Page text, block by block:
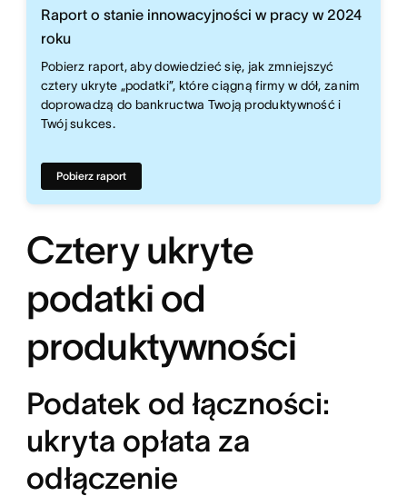
Raport o stanie innowacyjności w pracy w 2024
roku
Pobierz raport, aby dowiedzieć się, jak zmniejszyć
cztery ukryte „podatki”, które ciągną firmy w dół, zanim
doprowadzą do bankructwa Twoją produktywność i
Twój sukces.
Pobierz raport
Cztery ukryte
podatki od
produktywności
Podatek od łączności:
ukryta opłata za
odłączenie